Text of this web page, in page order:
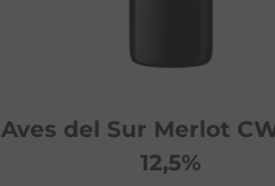
Aves del Sur Merlot
12,5%